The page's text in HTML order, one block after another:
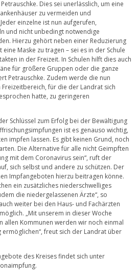
Dies sei unerlässlich, um eine
zu vermeiden und
einzelne ist nun aufgerufen,
und nicht unbedingt notwendige
Hierzu gehört neben einer Reduzierung
Maske zu tragen – sei es in der Schule
in der Freizeit. In Schulen hilft dies auch
für größere Gruppen oder die ganze
Petrauschke. Zudem werde die nun
Freizeitbereich, für die der Landrat sich
hatte, zu geringeren
Schlüssel zum Erfolg bei der Bewältigung
ist es genauso wichtig,
impfen lassen. Es gibt keinen Grund, noch
Die Alternative für alle nicht Geimpften
mit dem Coronavirus sein“, ruft der
sich selbst und andere zu schützen. Der
Impfangeboten hierzu beitragen könne.
ein zusätzliches niederschwelliges
die niedergelassenen Ärzte“, so
weiter bei den Haus- und Fachärzten
„Mit unserem in dieser Woche
allen Kommunen werden wir noch einmal
ermöglichen“, freut sich der Landrat über
des Kreises findet sich unter
.